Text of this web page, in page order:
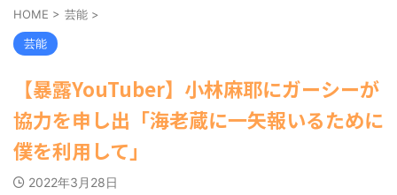
【悲報】乃木中３０ｔｈヒット祈
願が死ぬほど / 気になるニュースまと
めアンテナ
【モバマスSS】志希「苺の美味し
になるニュースまとめアンテナ
(8/29
00:00)
【速報】スプラトゥーン公式、謝
罪 / 気になるニュースまとめアンテナ
Powered by livedoor 相互
RSS
1ドル157円台 しかし戻しも... / にゅー
すなう！ まとめアンテナ
22:16)
勇気を出して白人美女にチン凸し
HKT48の田中美久
さんは4月8日、自
身のInstagramを更
があらわになった
ビキニ姿を披露し
ました。 「素敵
ーで綺麗」 田中さ
絵文字と共に、自
イト『ヤングアニ
マルWeb』のグラ
ビアに初登場し
「OS☆K」の南み
ゆかさんが、6月
20日発売のマンガ
HOME > 芸能 >
芸能
【暴露YouTuber】小林麻耶にガーシーが
協力を申し出「海老蔵に一矢報いるために
僕を利用して」
2022年3月28日